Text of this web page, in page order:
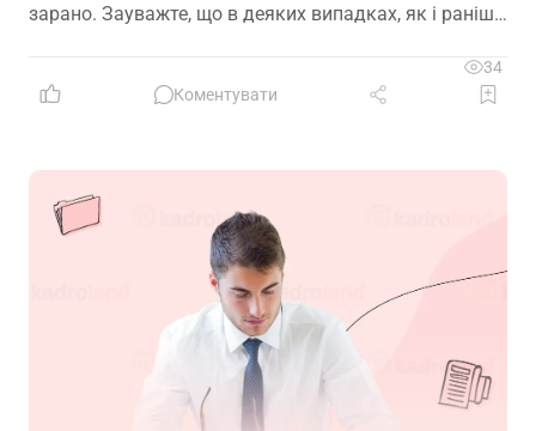
зарано. Зауважте, що в деяких випадках, як і раніше,
34
Коментувати